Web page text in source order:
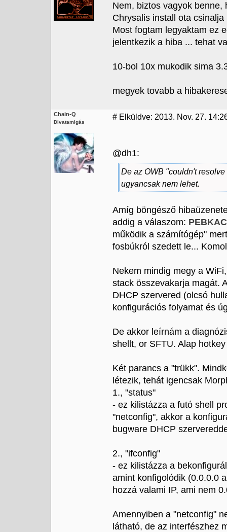
Nem, biztos vagyok
Chrysalis install ota csinalja
Most fogtam legyaktam ez
jelentkezik a hiba ... tehat
10-bol 10x mukodik sima
megyek tovabb a
Chain-Q
Divatamigás
# Elküldve: 2013. Nov. 27.
@dh1:
De az OWB "couldn't
ugyancsak nem lehet.
Amíg böngésző
addig a válaszom: PEBKAC
működik a számítógép"
fosbúkról szedett le...
Nekem mindig megy a
stack összevakarja magát.
DHCP szervered (olcsó
konfigurációs folyamat és
De akkor leírnám a
shellt, or SFTU. Alap
Két parancs a "trükk".
létezik, tehát igencsak
1., "status"
- ez kilistázza a futó shell
"netconfig", akkor a
bugware DHCP
2., "ifconfig"
- ez kilistázza a
amint konfigolódik (0.0.0.0
hozzá valami IP, ami nem
Amennyiben a "netconfig"
látható, de az interfészhez